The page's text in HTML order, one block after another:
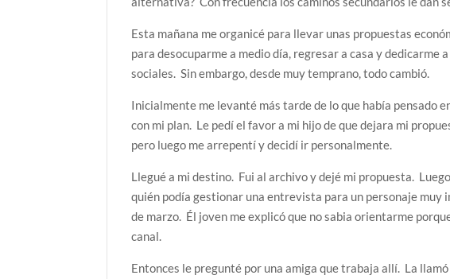
Esta mañana me organicé para llevar unas propuestas
para desocuparme a medio día, regresar a casa y dedicarme
sociales. Sin embargo, desde muy temprano, todo cambió.
Inicialmente me levanté más tarde de lo que había pensado
con mi plan. Le pedí el favor a mi hijo de que dejara mi
pero luego me arrepentí y decidí ir personalmente.
Llegué a mi destino. Fui al archivo y dejé mi propuesta.
quién podía gestionar una entrevista para un personaje
de marzo. Él joven me explicó que no sabia orientarme
canal.
Entonces le pregunté por una amiga que trabaja allí. La